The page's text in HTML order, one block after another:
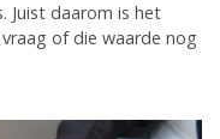
Juist daarom is het
of die waarde nog